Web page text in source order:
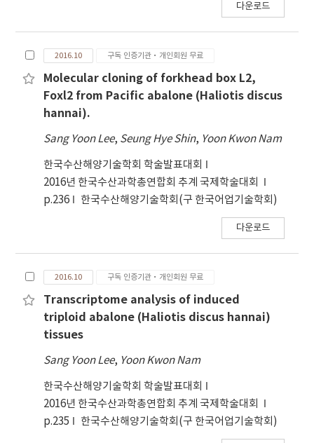
of blanching for 40 s. Upon considering the
Blanching for 30 s was the optimal pre-
treatment for minimizing the quality
deterioration of the shepherd’s purse for
freezing. Regarding its color change and
methods made less changes on the quality of
frozen samples. Consequently, immersion
freezing and radio-frequency thawing were
the most effective in minimizing the quality
다운로드
2016.10 구독 인증기관·개인회원 무료
Molecular cloning of forkhead box L2,
Foxl2 from Pacific abalone (Haliotis discus
hannai).
Sang Yoon Lee, Seung Hye Shin, Yoon Kwon Nam
한국수산해양기술학회 학술발표대회
2016년 한국수산과학총연합회 추계 국제학술대회
p.236
한국수산해양기술학회(구 한국어업기술학회)
다운로드
2016.10 구독 인증기관·개인회원 무료
Transcriptome analysis of induced
triploid abalone (Haliotis discus hannai)
tissues
Sang Yoon Lee, Yoon Kwon Nam
한국수산해양기술학회 학술발표대회
2016년 한국수산과학총연합회 추계 국제학술대회
p.235
한국수산해양기술학회(구 한국어업기술학회)